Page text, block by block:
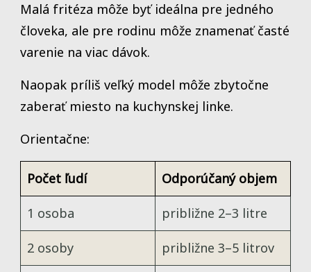
Malá fritéza môže byť ideálna pre jedného
človeka, ale pre rodinu môže znamenať časté
varenie na viac dávok.
Naopak príliš veľký model môže zbytočne
zaberať miesto na kuchynskej linke.
Orientačne:
Počet ľudí Odporúčaný objem
1 osoba približne 2–3 litre
2 osoby približne 3–5 litrov